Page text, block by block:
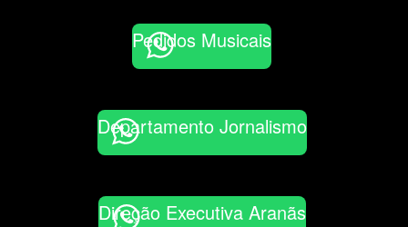
Pedidos Musicais
Departamento Jornalismo
Direção Executiva Aranãs